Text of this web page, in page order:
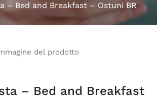
– Bed and Breakfast – Ostuni BR
– Bed and Breakfast